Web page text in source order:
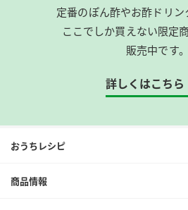
定番のぽん酢やお酢ドリン
ここでしか買えない限定
販売中です。
詳しくはこちら
おうちレシピ
商品情報